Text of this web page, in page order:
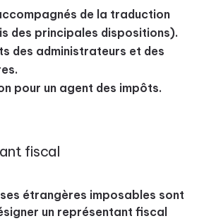
de la traduction
des principales dispositions).
des administrateurs et des
pour un agent des impôts.
fiscal
étrangères imposables sont
un représentant fiscal